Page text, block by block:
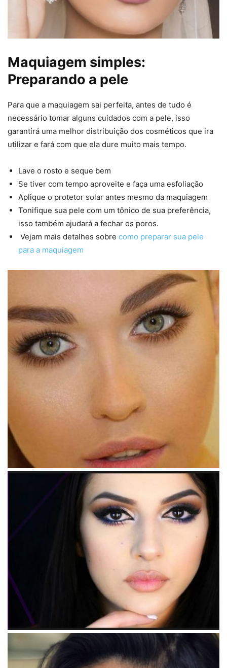
Maquiagem simples:
Preparando a pele
Para que a maquiagem sai perfeita, antes de tudo é
necessário tomar alguns cuidados com a pele, isso
garantirá uma melhor distribuição dos cosméticos que ira
utilizar e fará com que ela dure muito mais tempo.
Lave o rosto e seque bem
Se tiver com tempo aproveite e faça uma esfoliação
Aplique o protetor solar antes mesmo da maquiagem
Tonifique sua pele com um tônico de sua preferência,
isso também ajudará a fechar os poros.
Vejam mais detalhes sobre como preparar sua pele
para a maquiagem